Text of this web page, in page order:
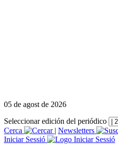
05 de agost de 2026
Seleccionar edición del periódico
Cerca
| Newsletters
Iniciar Sessió